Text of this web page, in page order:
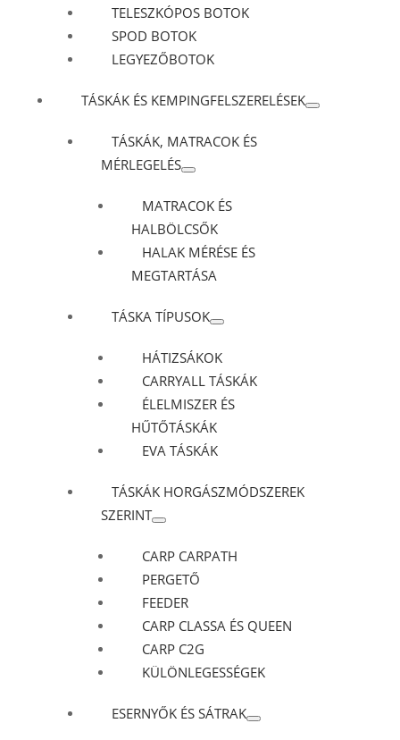
TELESZKÓPOS BOTOK
SPOD BOTOK
LEGYEZŐBOTOK
TÁSKÁK ÉS KEMPINGFELSZERELÉSEK
TÁSKÁK, MATRACOK ÉS
MÉRLEGELÉS
MATRACOK ÉS
HALBÖLCSŐK
HALAK MÉRÉSE ÉS
MEGTARTÁSA
TÁSKA TÍPUSOK
HÁTIZSÁKOK
CARRYALL TÁSKÁK
ÉLELMISZER ÉS
HŰTŐTÁSKÁK
EVA TÁSKÁK
TÁSKÁK HORGÁSZMÓDSZEREK
SZERINT
CARP CARPATH
PERGETŐ
FEEDER
CARP CLASSA ÉS QUEEN
CARP C2G
KÜLÖNLEGESSÉGEK
ESERNYŐK ÉS SÁTRAK